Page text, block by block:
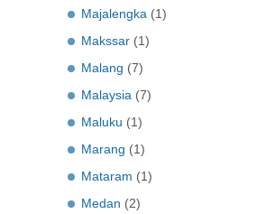
Majalengka (1)
Makssar (1)
Malang (7)
Malaysia (7)
Maluku (1)
Marang (1)
Mataram (1)
Medan (2)